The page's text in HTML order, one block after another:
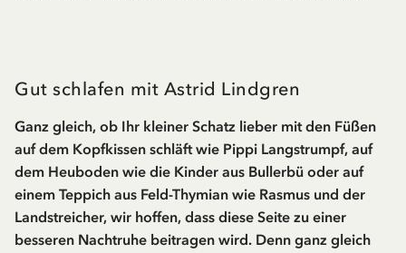
Gut schlafen mit Astrid Lindgren
Ganz gleich, ob Ihr kleiner Schatz lieber mit den Füßen
auf dem Kopfkissen schläft wie Pippi Langstrumpf, auf
dem Heuboden wie die Kinder aus Bullerbü oder auf
einem Teppich aus Feld-Thymian wie Rasmus und der
Landstreicher, wir hoffen, dass diese Seite zu einer
besseren Nachtruhe beitragen wird. Denn ganz gleich